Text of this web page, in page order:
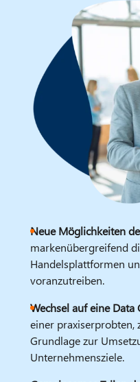
Neue Möglichkeiten
markenübergreifend
Handelsplattformen
voranzutreiben.
Wechsel auf eine Data
einer praxiserprobten,
Grundlage zur
Unternehmensziele.